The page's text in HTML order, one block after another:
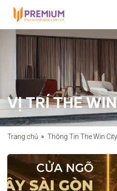
VỊ TRÍ THE
Trang chủ Thông Tin The Win City